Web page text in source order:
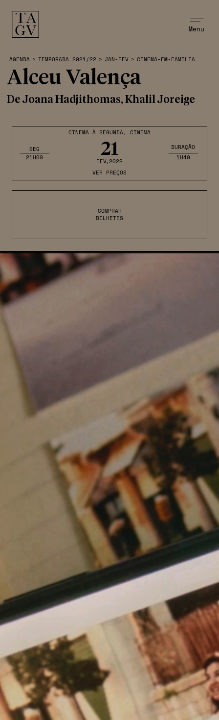
Menu
CINEMA À SEGUNDA, CINEMA
21
FEV,2022
SEG
21H00
DURAÇÃO
1H40
VER PREÇOS
COMPRAR
BILHETES
AGENDA > TEMPORADA 2021/22 > JAN-FEV > CINEMA-EM-FAMILIA
Alceu Valença
De Joana Hadjithomas, Khalil Joreige